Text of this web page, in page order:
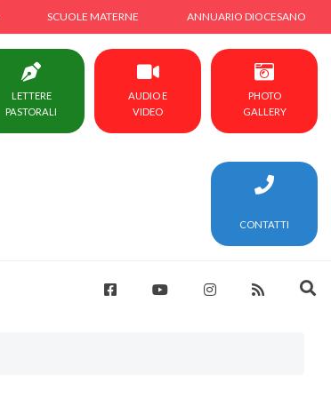
SCUOLE MATERNE ANNUARIO DIOCESANO
LETTERE
PASTORALI
AUDIO E
VIDEO
PHOTO
GALLERY
CONTATTI